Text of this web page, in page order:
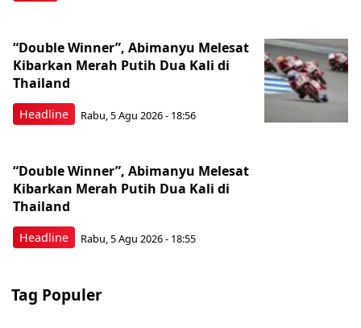
Headline
“Double Winner”, Abimanyu Melesat
Kibarkan Merah Putih Dua Kali di
Thailand
Rabu, 5 Agu 2026 - 18:56
Headline
“Double Winner”, Abimanyu Melesat
Kibarkan Merah Putih Dua Kali di
Thailand
Rabu, 5 Agu 2026 - 18:55
Tag Populer